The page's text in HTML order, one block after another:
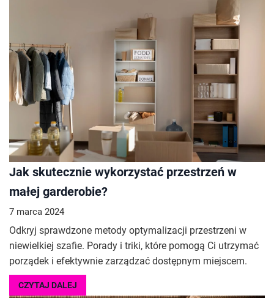
Jak skutecznie wykorzystać przestrzeń w
małej garderobie?
7 marca 2024
Odkryj sprawdzone metody optymalizacji przestrzeni w
niewielkiej szafie. Porady i triki, które pomogą Ci utrzymać
porządek i efektywnie zarządzać dostępnym miejscem.
CZYTAJ DALEJ